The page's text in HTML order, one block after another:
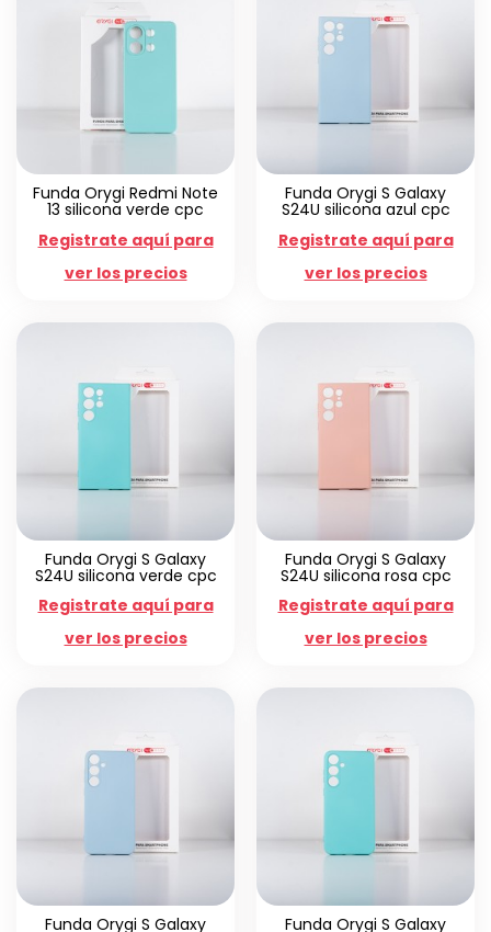
Funda Orygi Redmi Note
13 silicona verde cpc
Registrate aquí para
ver los precios
Funda Orygi S Galaxy
S24U silicona azul cpc
Registrate aquí para
ver los precios
Funda Orygi S Galaxy
S24U silicona verde cpc
Registrate aquí para
ver los precios
Funda Orygi S Galaxy
S24U silicona rosa cpc
Registrate aquí para
ver los precios
Funda Orygi S Galaxy Funda Orygi S Galaxy